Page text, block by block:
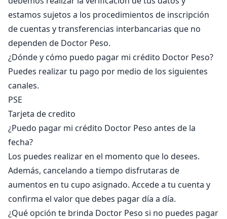
estamos sujetos a los procedimientos de inscripción
de cuentas y transferencias interbancarias que no
dependen de Doctor Peso.
¿Dónde y cómo puedo pagar mi crédito Doctor Peso?
Puedes realizar tu pago por medio de los siguientes
canales.
PSE
Tarjeta de credito
¿Puedo pagar mi crédito Doctor Peso antes de la
fecha?
Los puedes realizar en el momento que lo desees.
Además, cancelando a tiempo disfrutaras de
aumentos en tu cupo asignado. Accede a tu cuenta y
confirma el valor que debes pagar día a día.
¿Qué opción te brinda Doctor Peso si no puedes pagar